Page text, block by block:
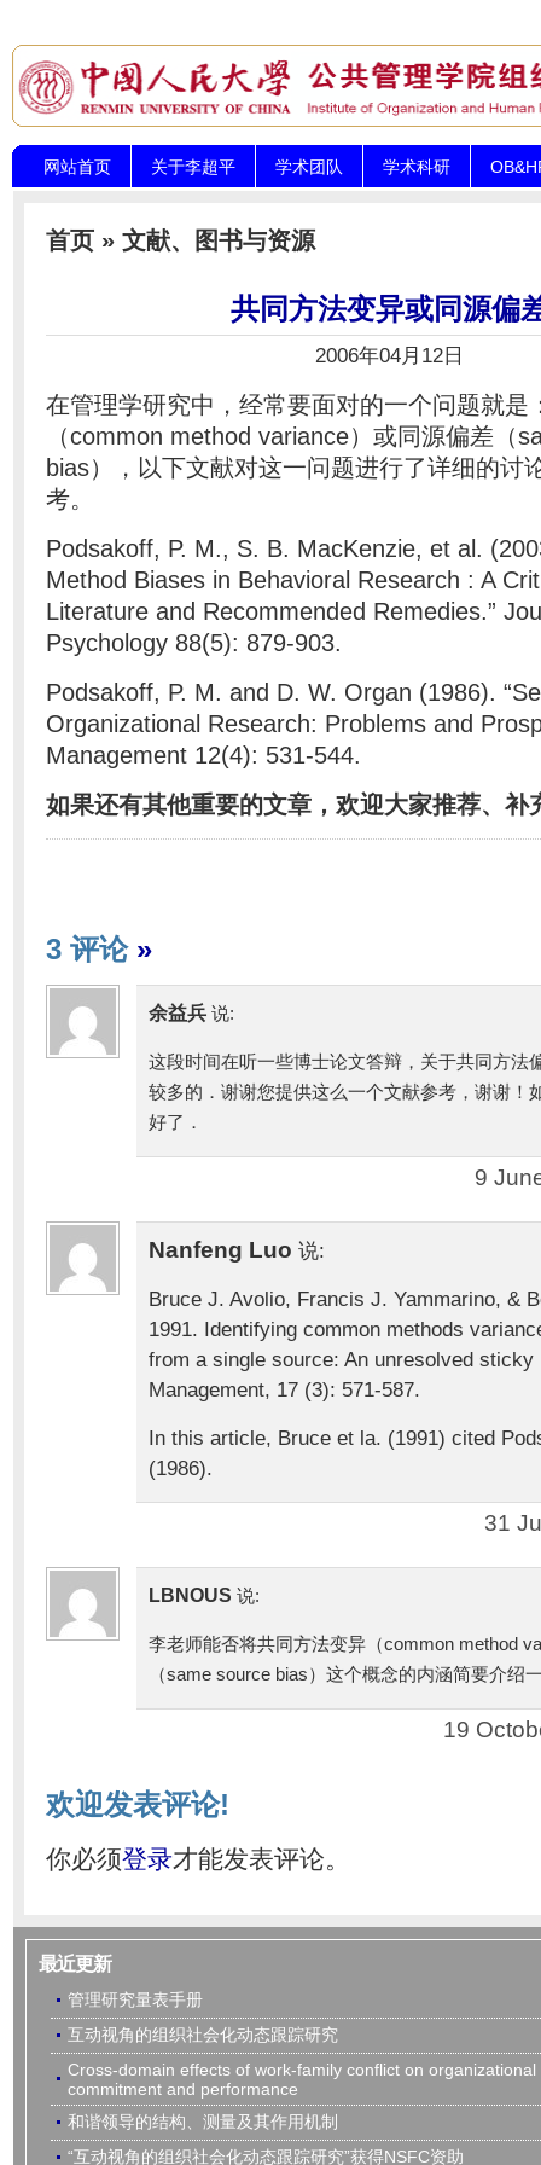
网站首页 关于李超平 学术团队 学术科研
首页» 文献、图书与资源
共同方法变异或同源偏
2006年04月12日
在管理学研究中，经常要面对的一个问题就是
（common method variance）或同源偏差（
bias），以下文献对这一问题进行了详细的讨
考。
Podsakoff, P. M., S. B. MacKenzie, et al.
Method Biases in Behavioral Research : A
Literature and Recommended Remedies.”
Psychology 88(5): 879-903.
Podsakoff, P. M. and D. W. Organ (1986).
Organizational Research: Problems and
Management 12(4): 531-544.
如果还有其他重要的文章，欢迎大家推荐、补
3 评论 »
余益兵 说:
这段时间在听一些博士论文答辩，关于共同方法
较多的．谢谢您提供这么一个文献参考，谢谢！
好了．
9
Nanfeng Luo 说:
Bruce J. Avolio, Francis J. Yammarino, &
1991. Identifying common methods
from a single source: An unresolved
Management, 17 (3): 571-587.
In this article, Bruce et la. (1991) cited
(1986).
31
LBNOUS 说:
李老师能否将共同方法变异（common method
（same source bias）这个概念的内涵简要介绍
19
欢迎发表评论!
你必须登录才能发表评论。
最近更新
管理研究量表手册
互动视角的组织社会化动态跟踪研究
Cross-domain effects of work-family conflict on organizational
commitment and performance
和谐领导的结构、测量及其作用机制
“互动视角的组织社会化动态跟踪研究”获得NSFC资助